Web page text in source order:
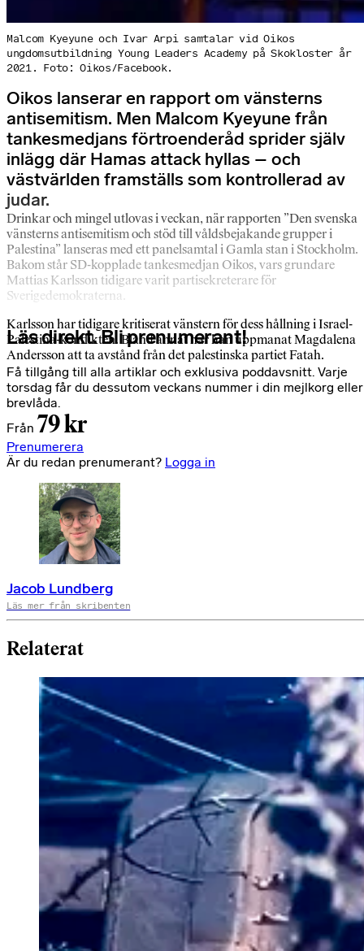
Malcom Kyeyune och Ivar Arpi samtalar vid Oikos
ungdomsutbildning Young Leaders Academy på Skokloster år
2021. Foto: Oikos/Facebook.
Oikos lanserar en rapport om vänsterns
antisemitism. Men Malcom Kyeyune från
tankesmedjans förtroenderåd sprider själv
inlägg där Hamas attack hyllas – och
västvärlden framställs som kontrollerad av
judar.
Drinkar och mingel utlovas i veckan, när rapporten ”Den svenska
vänsterns antisemitism och stöd till våldsbejakande grupper i
Palestina” lanseras med ett panelsamtal i Gamla stan i Stockholm.
Bakom står SD-kopplade tankesmedjan Oikos, vars grundare
Mattias Karlsson tidigare varit partisekreterare för
Sverigedemokraterna.
Karlsson har tidigare kritiserat vänstern för dess hållning i Israel-
Palestina-konflikten. Bland annat har han uppmanat Magdalena
Andersson att ta avstånd från det palestinska partiet Fatah.
Läs direkt. Bli prenumerant!
Få tillgång till alla artiklar och exklusiva poddavsnitt. Varje
torsdag får du dessutom veckans nummer i din mejlkorg eller
brevlåda.
Från 79 kr
Prenumerera
Är du redan prenumerant? Logga in
Jacob Lundberg
Läs mer från skribenten
Relaterat